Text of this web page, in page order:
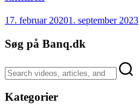
17. februar 20201. september 2023
Søg på Banq.dk
Kategorier